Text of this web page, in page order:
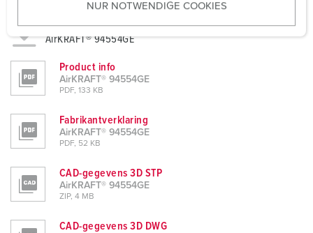
w
a
h
l
NUR NOTWENDIGE COOKIES
Gegevensbladen & Downloads
AirKRAFT® 94554GE
Product info
AirKRAFT® 94554GE
PDF, 133 KB
Fabrikantverklaring
AirKRAFT® 94554GE
PDF, 52 KB
CAD-gegevens 3D STP
AirKRAFT® 94554GE
ZIP, 4 MB
CAD-gegevens 3D DWG